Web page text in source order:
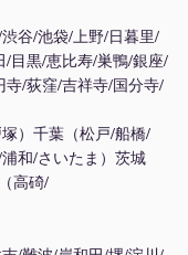
谷/池袋/上野/日暮里/
/目黒/恵比寿/巣鴨/銀座/
寺/荻窪/吉祥寺/国分寺/
）千葉（松戸/船橋/
和/さいたま）茨城
高碕/